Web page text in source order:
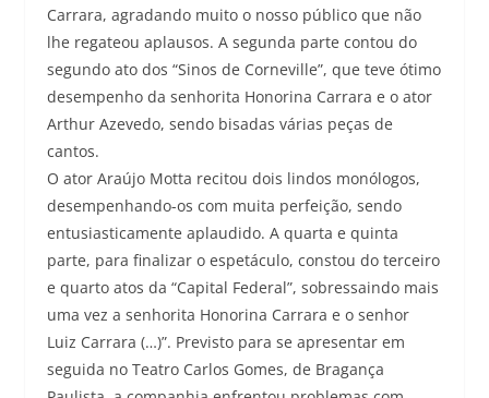
Carrara, agradando muito o nosso público que não
lhe regateou aplausos. A segunda parte contou do
segundo ato dos “Sinos de Corneville”, que teve ótimo
desempenho da senhorita Honorina Carrara e o ator
Arthur Azevedo, sendo bisadas várias peças de
cantos.
O ator Araújo Motta recitou dois lindos monólogos,
desempenhando-os com muita perfeição, sendo
entusiasticamente aplaudido. A quarta e quinta
parte, para finalizar o espetáculo, constou do terceiro
e quarto atos da “Capital Federal”, sobressaindo mais
uma vez a senhorita Honorina Carrara e o senhor
Luiz Carrara (…)”. Previsto para se apresentar em
seguida no Teatro Carlos Gomes, de Bragança